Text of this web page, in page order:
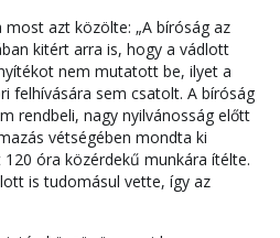
most azt közölte: „A bíróság az
kitért arra is, hogy a vádlott
nem mutatott be, ilyet a
felhívására sem csatolt. A bíróság
rendbeli, nagy nyilvánosság előtt
vétségében mondta ki
óra közérdekű munkára ítélte.
is tudomásul vette, így az